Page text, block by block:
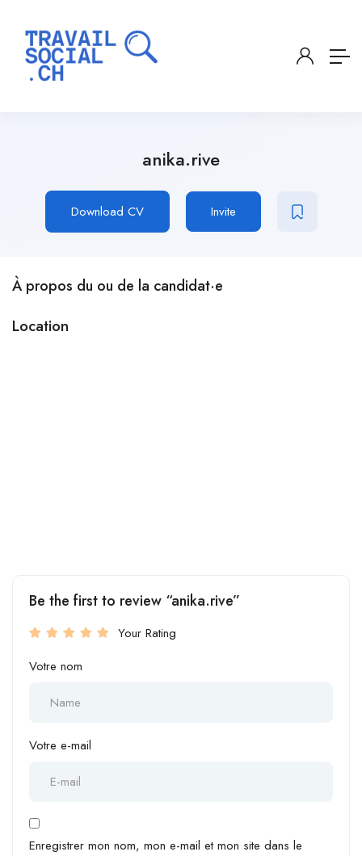
anika.rive
Download CV Invite
À propos du ou de la candidat·e
Location
Be the first to review “anika.rive”
Your Rating
Votre nom
Votre e-mail
Enregistrer mon nom, mon e-mail et mon site dans le